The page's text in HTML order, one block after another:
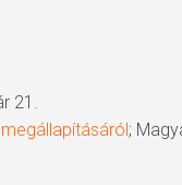
21.
;